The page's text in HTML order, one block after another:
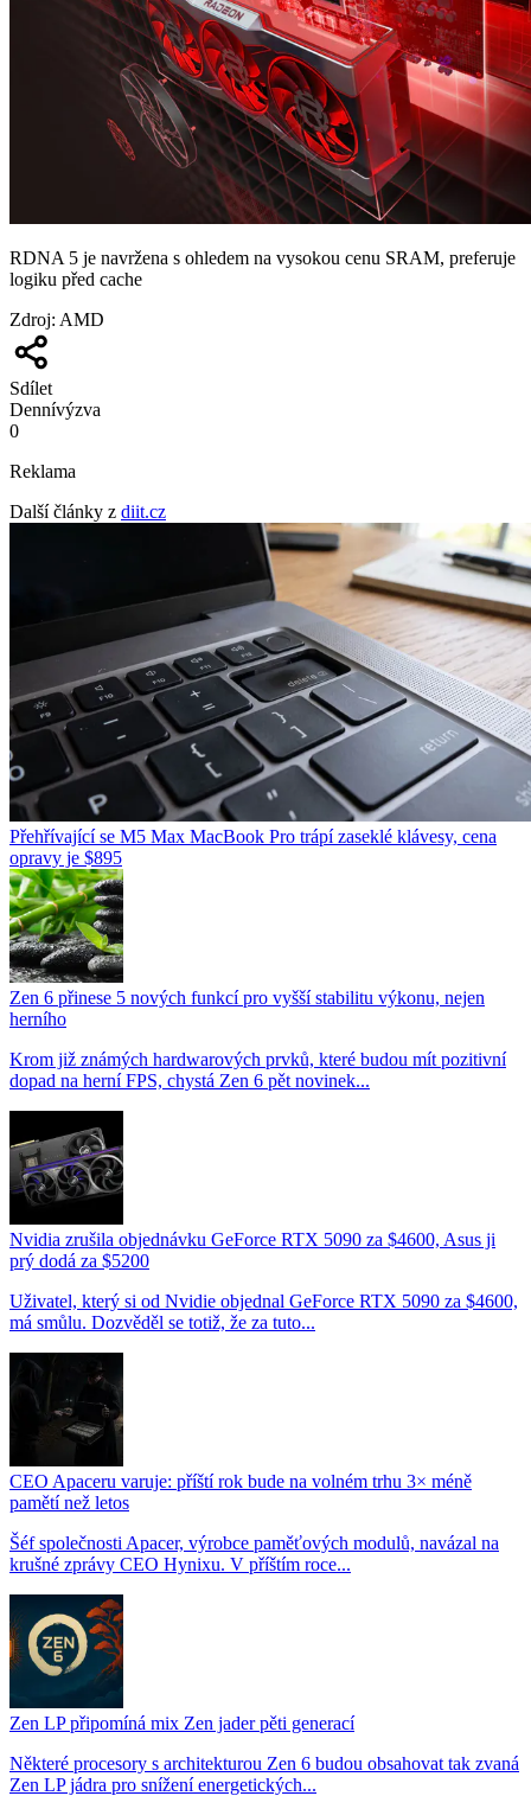
RDNA 5 je navržena s ohledem na vysokou cenu SRAM, preferuje
logiku před cache
Zdroj: AMD
Sdílet
Dennívýzva
0
Reklama
Další články z diit.cz
Přehřívající se M5 Max MacBook Pro trápí zaseklé klávesy, cena
opravy je $895
Zen 6 přinese 5 nových funkcí pro vyšší stabilitu výkonu, nejen
herního
Krom již známých hardwarových prvků, které budou mít pozitivní
dopad na herní FPS, chystá Zen 6 pět novinek...
Nvidia zrušila objednávku GeForce RTX 5090 za $4600, Asus ji
prý dodá za $5200
Uživatel, který si od Nvidie objednal GeForce RTX 5090 za $4600,
má smůlu. Dozvěděl se totiž, že za tuto...
CEO Apaceru varuje: příští rok bude na volném trhu 3× méně
pamětí než letos
Šéf společnosti Apacer, výrobce paměťových modulů, navázal na
krušné zprávy CEO Hynixu. V příštím roce...
Zen LP připomíná mix Zen jader pěti generací
Některé procesory s architekturou Zen 6 budou obsahovat tak zvaná
Zen LP jádra pro snížení energetických...